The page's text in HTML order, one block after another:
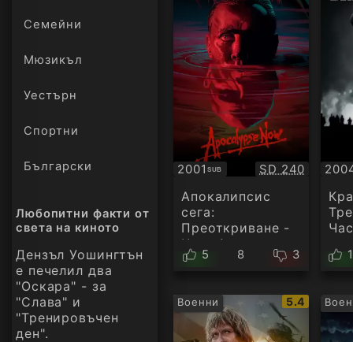
Семейни
Мюзикъл
Уестърн
Спортни
Български
Любопитни факти от
света на киното
Дензъл Уошингтън
е печелил два
"Оскара" - за
"Слава" и
"Тренировъчен
ден".
2001 SUB
Субтитри Качество:
SD 240
Апокалипсис
сега:
Преоткриване -
Част 1
5 8 3
Военни
IMDb
рейтинг:
5.4